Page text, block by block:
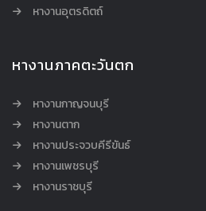
หางานอุตรดิตถ์
หางานภาคตะวันตก
หางานกาญจนบุรี
หางานตาก
หางานประจวบคีรีขันธ์
หางานเพชรบุรี
หางานราชบุรี